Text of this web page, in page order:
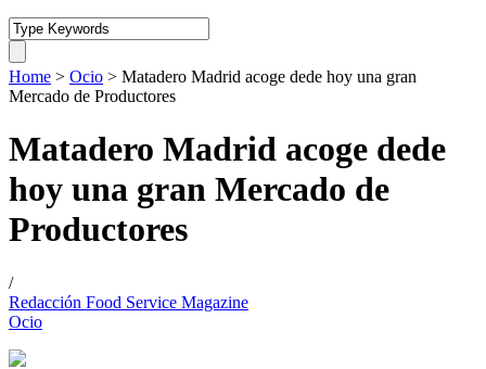
Home > Ocio > Matadero Madrid acoge dede hoy una gran
Mercado de Productores
Matadero Madrid acoge dede
hoy una gran Mercado de
Productores
/
Redacción Food Service Magazine
Ocio